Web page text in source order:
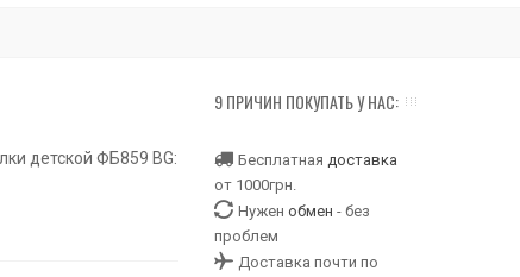
детской ФБ859 BG:
9 ПРИЧИН ПОКУПАТЬ У НАС:
Бесплатная доставка
от 1000грн.
Нужен обмен - без
проблем
Доставка почти по